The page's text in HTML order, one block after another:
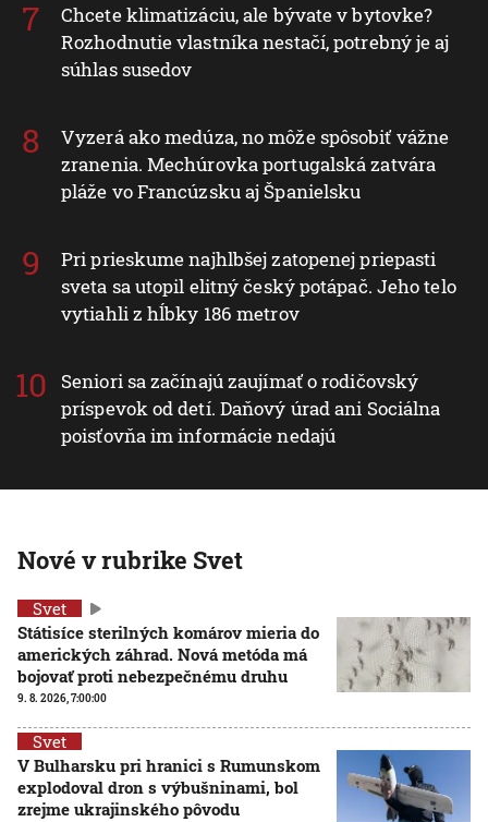
Chcete klimatizáciu, ale bývate v bytovke?
Rozhodnutie vlastníka nestačí, potrebný je aj
súhlas susedov
Vyzerá ako medúza, no môže spôsobiť vážne
zranenia. Mechúrovka portugalská zatvára
pláže vo Francúzsku aj Španielsku
Pri prieskume najhlbšej zatopenej priepasti
sveta sa utopil elitný český potápač. Jeho telo
vytiahli z hĺbky 186 metrov
Seniori sa začínajú zaujímať o rodičovský
príspevok od detí. Daňový úrad ani Sociálna
poisťovňa im informácie nedajú
Nové v rubrike Svet
Svet
Státisíce sterilných komárov mieria do
amerických záhrad. Nová metóda má
bojovať proti nebezpečnému druhu
9. 8. 2026, 7:00:00
Svet
V Bulharsku pri hranici s Rumunskom
explodoval dron s výbušninami, bol
zrejme ukrajinského pôvodu